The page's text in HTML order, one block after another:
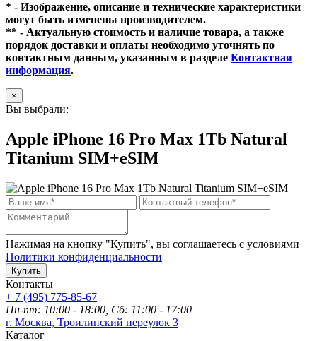
* - Изображение, описание и технические характеристики
могут быть изменены производителем.
** - Актуальную стоимость и наличие товара, а также
порядок доставки и оплаты необходимо уточнять по
контактным данным, указанным в разделе Контактная
информация.
×
Вы выбрали:
Apple iPhone 16 Pro Max 1Tb Natural
Titanium SIM+eSIM
Нажимая на кнопку "Купить", вы соглашаетесь с условиями
Политики конфиденциальности
Купить
Контакты
+ 7 (495) 775-85-67
Пн-пт: 10:00 - 18:00, Сб: 11:00 - 17:00
г. Москва, Троилинский переулок 3
Каталог